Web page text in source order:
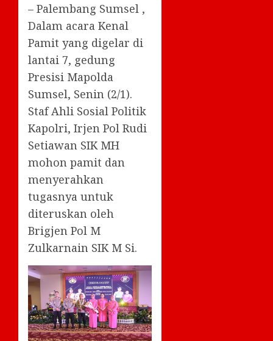
– Palembang Sumsel ,
Dalam acara Kenal
Pamit yang digelar di
lantai 7, gedung
Presisi Mapolda
Sumsel, Senin (2/1).
Staf Ahli Sosial Politik
Kapolri, Irjen Pol Rudi
Setiawan SIK MH
mohon pamit dan
menyerahkan
tugasnya untuk
diteruskan oleh
Brigjen Pol M
Zulkarnain SIK M Si.